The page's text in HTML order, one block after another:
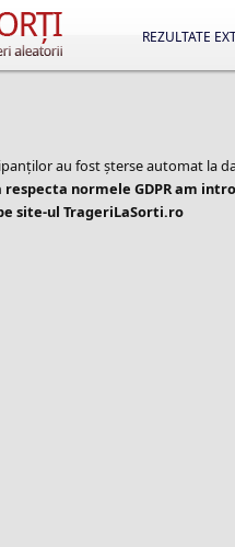
REZULTATE
au fost șterse automat la
normele GDPR am
site-ul TrageriLaSorti.ro